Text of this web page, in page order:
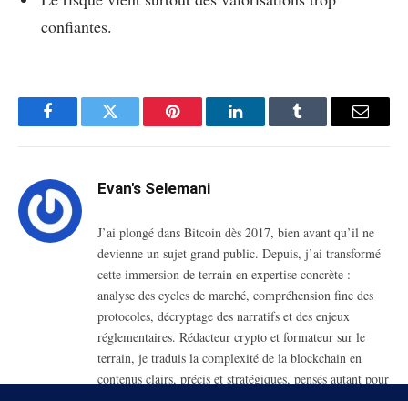
confiantes.
FacebookTwitter Pinterest LinkedInTumblr Email
Evan's Selemani
J’ai plongé dans Bitcoin dès 2017, bien avant qu’il ne
devienne un sujet grand public. Depuis, j’ai transformé
cette immersion de terrain en expertise concrète :
analyse des cycles de marché, compréhension fine des
protocoles, décryptage des narratifs et des enjeux
réglementaires. Rédacteur crypto et formateur sur le
terrain, je traduis la complexité de la blockchain en
contenus clairs, précis et stratégiques, pensés autant pour